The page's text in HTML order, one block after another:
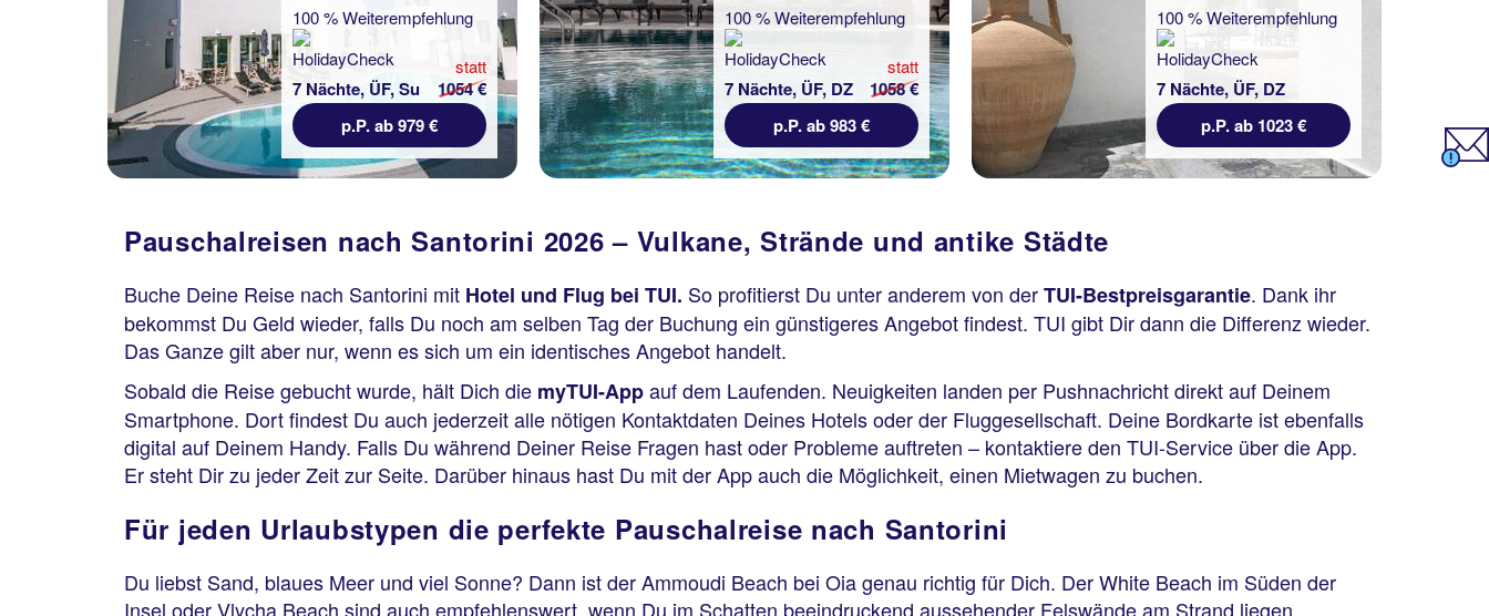
100 % Weiterempfehlung
7 Nächte, ÜF, Su
statt
1054 €
p.P. ab 979 €
100 % Weiterempfehlung
7 Nächte, ÜF, DZ
statt
1058 €
p.P. ab 983 €
100 % Weiterempfehlung
7 Nächte, ÜF, DZ
p.P. ab 1023 €
Pauschalreisen nach Santorini 2026 – Vulkane, Strände und antike Städte
Buche Deine Reise nach Santorini mit Hotel und Flug bei TUI. So profitierst Du unter anderem von derTUI-Bestpreisgarantie. Dank ihr
bekommst Du Geld wieder, falls Du noch am selben Tag der Buchung ein günstigeres Angebot findest. TUI gibt Dir dann die Differenz wieder.
Das Ganze gilt aber nur, wenn es sich um ein identisches Angebot handelt.
Sobald die Reise gebucht wurde, hält Dich die myTUI-Appauf dem Laufenden. Neuigkeiten landen per Pushnachricht direkt auf Deinem
Smartphone. Dort findest Du auch jederzeit alle nötigen Kontaktdaten Deines Hotels oder der Fluggesellschaft. Deine Bordkarte ist ebenfalls
digital auf Deinem Handy. Falls Du während Deiner Reise Fragen hast oder Probleme auftreten – kontaktiere den TUI-Service über die App.
Er steht Dir zu jeder Zeit zur Seite. Darüber hinaus hast Du mit der App auch die Möglichkeit, einen Mietwagen zu buchen.
Für jeden Urlaubstypen die perfekte Pauschalreise nach Santorini
Du liebst Sand, blaues Meer und viel Sonne? Dann ist der Ammoudi Beach bei Oia genau richtig für Dich. Der White Beach im Süden der
Insel oder Vlycha Beach sind auch empfehlenswert, wenn Du im Schatten beeindruckend aussehender Felswände am Strand liegen